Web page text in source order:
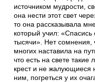
источником мудрости,
она нести этот свет
то она рассказывала
который учил: «Спасись
тысячи». Нет
многих наставила на
что есть на свете
крест и не жалующиеся
ним, погреться у их